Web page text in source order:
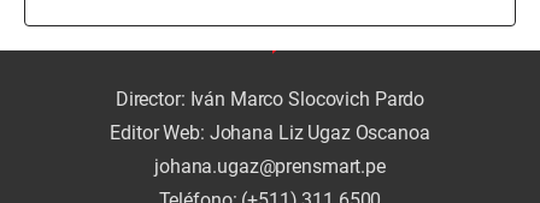
Director: Iván Marco Slocovich Pardo
Editor Web: Johana Liz Ugaz Oscanoa
johana.ugaz@prensmart.pe